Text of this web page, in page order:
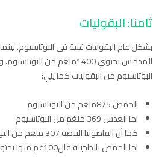
ثامنا: البقوليات
المدمس يحتوي 1400ملغم من
البوتاسيوم من البقوليات كما يلي:
الحمص 875ملغم من البوتاسيوم
اما العدس 369 ملغم من البوتاسيوم
كما أن الفاصوليا البيضة 307 ملغم من البوتاسيوم